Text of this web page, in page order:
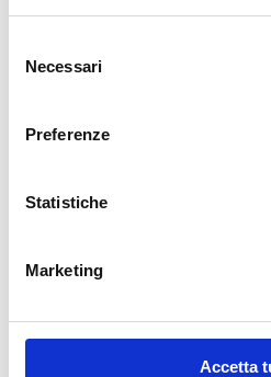
delNecessari
Preferenze
Statistiche
Marketing
Accetta
filtro antiparticolato